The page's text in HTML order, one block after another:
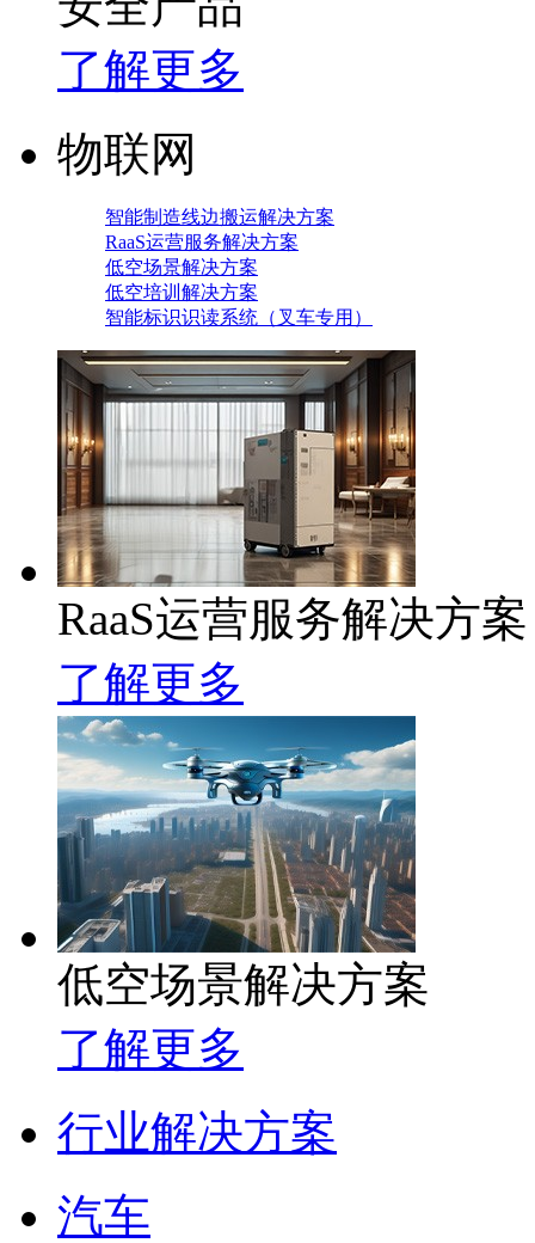
了解更多
物联网
智能制造线边搬运解决方案
RaaS运营服务解决方案
低空场景解决方案
低空培训解决方案
智能标识识读系统（叉车专用）
RaaS运营服务解决方案
了解更多
低空场景解决方案
了解更多
行业解决方案
汽车